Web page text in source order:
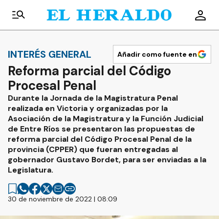
INTERÉS GENERAL Añadir como fuente en
Reforma parcial del Código
Procesal Penal
Durante la Jornada de la Magistratura Penal
realizada en Victoria y organizadas por la
Asociación de la Magistratura y la Función Judicial
de Entre Ríos se presentaron las propuestas de
reforma parcial del Código Procesal Penal de la
provincia (CPPER) que fueran entregadas al
gobernador Gustavo Bordet, para ser enviadas a la
Legislatura.
30 de noviembre de 2022 | 08:09